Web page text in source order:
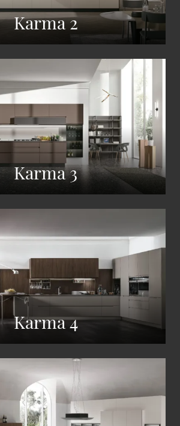
Karma 2
Karma 3
Karma 4